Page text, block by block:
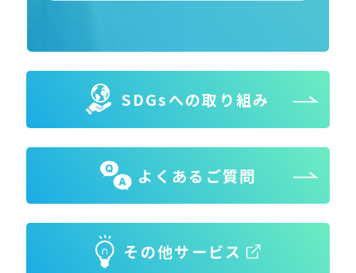
SDGsへの取り組み
よくあるご質問
その他サービス